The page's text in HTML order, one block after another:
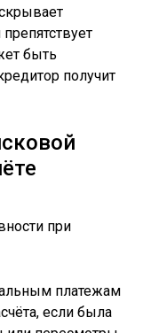
быть
получит
платежам
если была